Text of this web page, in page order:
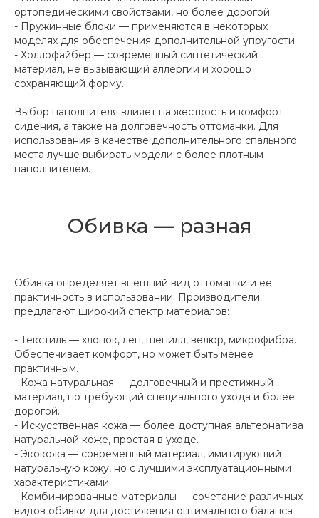
ортопедическими свойствами, но более дорогой.
- Пружинные блоки — применяются в некоторых
моделях для обеспечения дополнительной упругости.
- Холлофайбер — современный синтетический
материал, не вызывающий аллергии и хорошо
сохраняющий форму.
Выбор наполнителя влияет на жесткость и комфорт
сидения, а также на долговечность оттоманки. Для
использования в качестве дополнительного спального
места лучше выбирать модели с более плотным
наполнителем.
Обивка — разная
Обивка определяет внешний вид оттоманки и ее
практичность в использовании. Производители
предлагают широкий спектр материалов:
- Текстиль — хлопок, лен, шенилл, велюр, микрофибра.
Обеспечивает комфорт, но может быть менее
практичным.
- Кожа натуральная — долговечный и престижный
материал, но требующий специального ухода и более
дорогой.
- Искусственная кожа — более доступная альтернатива
натуральной коже, простая в уходе.
- Экокожа — современный материал, имитирующий
натуральную кожу, но с лучшими эксплуатационными
характеристиками.
- Комбинированные материалы — сочетание различных
видов обивки для достижения оптимального баланса